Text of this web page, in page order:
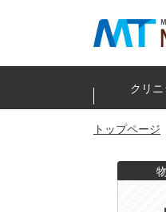
クリ
トップページ